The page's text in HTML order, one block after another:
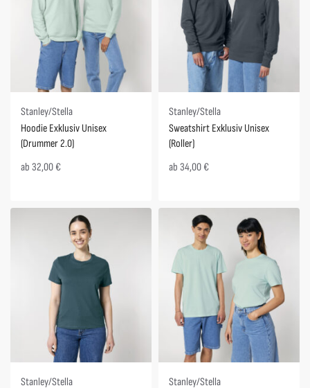
Stanley/Stella
Hoodie Exklusiv Unisex
(Drummer 2.0)
ab 32,00 €
Stanley/Stella
Sweatshirt Exklusiv Unisex
(Roller)
ab 34,00 €
Stanley/Stella Stanley/Stella